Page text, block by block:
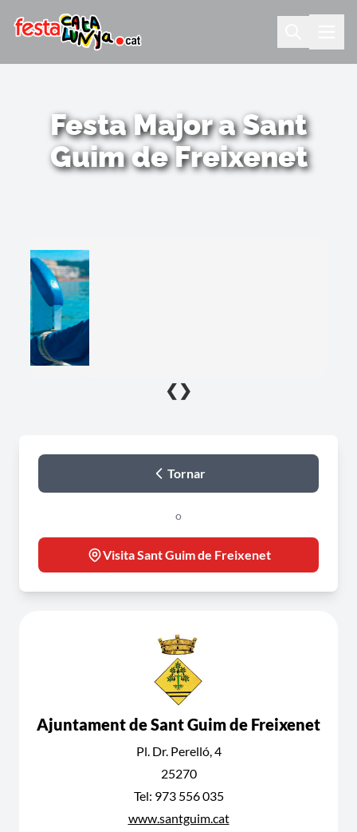
Festa Major a Sant
Guim de Freixenet
❮ ❯
Tornar
o
Visita Sant Guim de Freixenet
Ajuntament de Sant Guim de Freixenet
Pl. Dr. Perelló, 4
25270
Tel: 973 556 035
www.santguim.cat